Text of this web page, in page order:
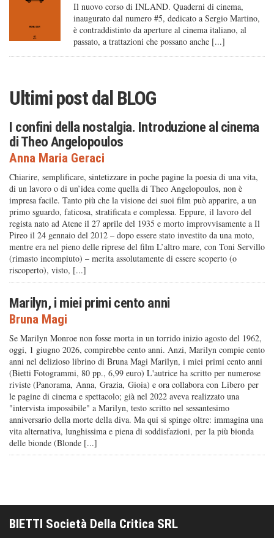
Il nuovo corso di INLAND. Quaderni di cinema,
inaugurato dal numero #5, dedicato a Sergio Martino,
è contraddistinto da aperture al cinema italiano, al
passato, a trattazioni che possano anche [...]
Ultimi post dalBLOG
I confini della nostalgia. Introduzione al cinema
di Theo Angelopoulos
Anna Maria Geraci
Chiarire, semplificare, sintetizzare in poche pagine la poesia di una vita,
di un lavoro o di un’idea come quella di Theo Angelopoulos, non è
impresa facile. Tanto più che la visione dei suoi film può apparire, a un
primo sguardo, faticosa, stratificata e complessa. Eppure, il lavoro del
regista nato ad Atene il 27 aprile del 1935 e morto improvvisamente a Il
Pireo il 24 gennaio del 2012 – dopo essere stato investito da una moto,
mentre era nel pieno delle riprese del film L’altro mare, con Toni Servillo
(rimasto incompiuto) – merita assolutamente di essere scoperto (o
riscoperto), visto, [...]
Marilyn, i miei primi cento anni
Bruna Magi
Se Marilyn Monroe non fosse morta in un torrido inizio agosto del 1962,
oggi, 1 giugno 2026, compirebbe cento anni. Anzi, Marilyn compie cento
anni nel delizioso librino di Bruna Magi Marilyn, i miei primi cento anni
(Bietti Fotogrammi, 80 pp., 6,99 euro) L'autrice ha scritto per numerose
riviste (Panorama, Anna, Grazia, Gioia) e ora collabora con Libero per
le pagine di cinema e spettacolo; già nel 2022 aveva realizzato una
"intervista impossibile" a Marilyn, testo scritto nel sessantesimo
anniversario della morte della diva. Ma qui si spinge oltre: immagina una
vita alternativa, lunghissima e piena di soddisfazioni, per la più bionda
delle bionde (Blonde [...]
BIETTI Società Della Critica SRL